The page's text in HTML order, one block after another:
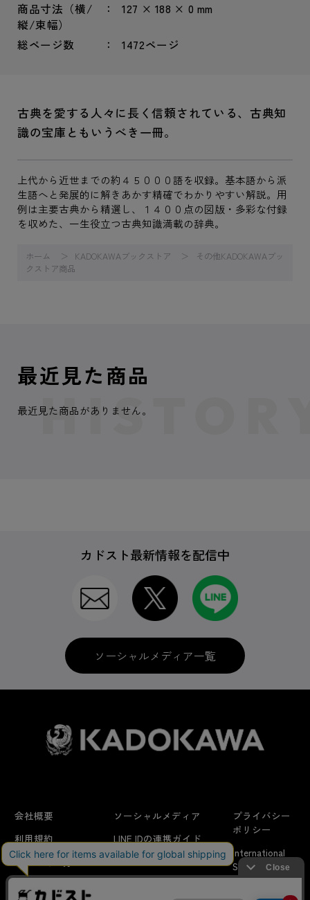
商品寸法（横/
縦/束幅）
127 × 188 × 0 mm
総ページ数 1472ページ
古典を愛する人々に長く信頼されている、古典知
識の宝庫ともいうべき一冊。
上代から近世までの約４５０００語を収録。基本語から派
生語へと発展的に解きあかす精確でわかりやすい解説。用
例は主要古典から精選し、１４００点の図版・多彩な付録
を収めた、一生役立つ古典知識満載の辞典。
ホーム KADOKAWAブックストア
その他KADOKAWAブッ
クストア商品
最近見た商品
最近見た商品がありません。
カドスト最新情報を配信中
ソーシャルメディア一覧
会社概要
利用規約
はじめての方へ
ソーシャルメディア
LINE IDの連携ガイド
FAQ
プライバシー
ポリシー
International
Shipping
当サイトでは利用体験の向上およびコンテンツの最適な提供、ト